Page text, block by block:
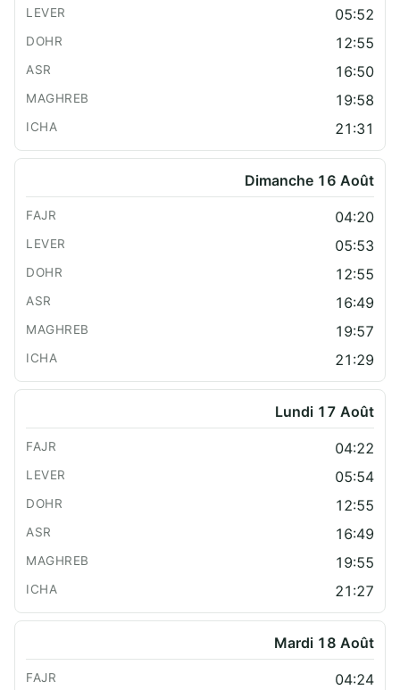
05:52
12:55
16:50
19:58
21:31
Dimanche 16 Août
04:20
05:53
12:55
16:49
19:57
21:29
Lundi 17 Août
04:22
05:54
12:55
16:49
19:55
21:27
Mardi 18 Août
04:24